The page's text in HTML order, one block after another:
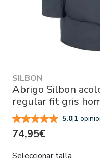
SILBON
Abrigo Silbon
regular fit gris
5.0|1
74,95€
Seleccionar talla